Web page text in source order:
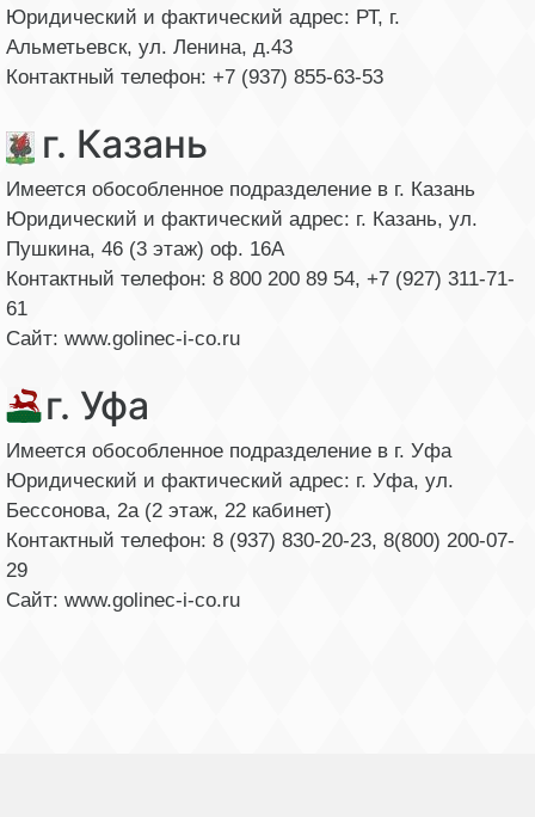
Юридический и фактический адрес: РТ, г.
Альметьевск, ул. Ленина, д.43
Контактный телефон: +7 (937) 855-63-53
г. Казань
Имеется обособленное подразделение в г. Казань
Юридический и фактический адрес: г. Казань, ул.
Пушкина, 46 (3 этаж) оф. 16А
Контактный телефон: 8 800 200 89 54, +7 (927) 311-71-
61
Сайт: www.golinec-i-co.ru
г. Уфа
Имеется обособленное подразделение в г. Уфа
Юридический и фактический адрес: г. Уфа, ул.
Бессонова, 2а (2 этаж, 22 кабинет)
Контактный телефон: 8 (937) 830-20-23, 8(800) 200-07-
29
Сайт: www.golinec-i-co.ru